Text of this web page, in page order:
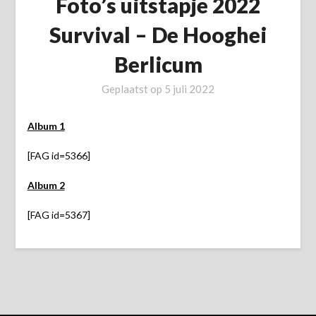
Survival – De Hooghei
Berlicum
Geplaatst op 5 juli 2022
Album 1
[FAG id=5366]
Album 2
[FAG id=5367]